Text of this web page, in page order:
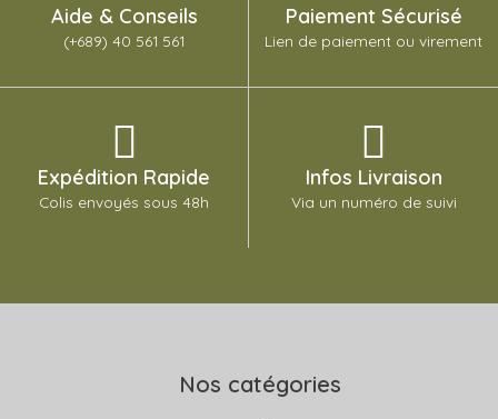
Aide & Conseils
(+689) 40 561 561
Paiement Sécurisé
Lien de paiement ou virement
Expédition Rapide
Colis envoyés sous 48h
Infos Livraison
Via un numéro de suivi
Nos catégories